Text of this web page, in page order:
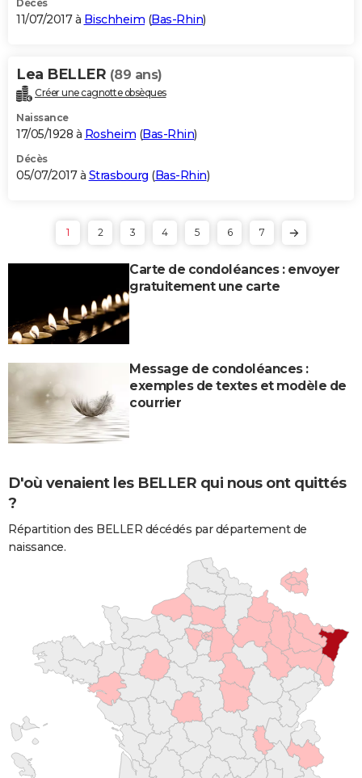
Décès
11/07/2017 à Bischheim (Bas-Rhin)
Lea BELLER (89 ans)
Créer une cagnotte obsèques
Naissance
17/05/1928 à Rosheim (Bas-Rhin)
Décès
05/07/2017 à Strasbourg (Bas-Rhin)
1 2 3 4 5 6 7
Carte de condoléances : envoyer
gratuitement une carte
Message de condoléances :
exemples de textes et modèle de
courrier
D'où venaient les BELLER qui nous ont quittés
?
Répartition des BELLER décédés par département de
naissance.